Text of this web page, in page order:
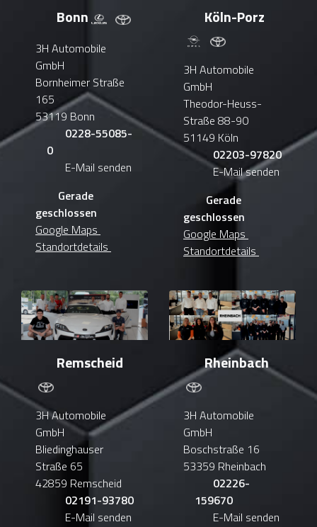
Bonn
3H Automobile
GmbH
Bornheimer Straße
165
53119 Bonn
0228-55085-
0
E-Mail senden
Gerade
geschlossen
Google Maps
Standortdetails
Köln-Porz
3H Automobile
GmbH
Theodor-Heuss-
Straße 88-90
51149 Köln
02203-97820
E-Mail senden
Gerade
geschlossen
Google Maps
Standortdetails
Remscheid
3H Automobile
GmbH
Bliedinghauser
Straße 65
42859 Remscheid
02191-93780
E-Mail senden
Rheinbach
3H Automobile
GmbH
Boschstraße 16
53359 Rheinbach
02226-
159670
E-Mail senden